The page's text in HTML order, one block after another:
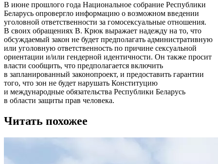
В июне прошлого года Национальное собрание Республики
Беларусь опровергло информацию о возможном введении
уголовной ответственности за гомосексуальные отношения.
В своих обращениях В. Крюк выражает надежду на то, что
обсуждаемый закон не будет предполагать административную
или уголовную ответственность по причине сексуальной
ориентации и/или гендерной идентичности. Он также просит
власти сообщить, что предполагается включить
в запланированный законопроект, и предоставить гарантии
того, что зон не будет нарушать Конституцию
и международные обязательства Республики Беларусь
в области защиты прав человека.
Читать похожее